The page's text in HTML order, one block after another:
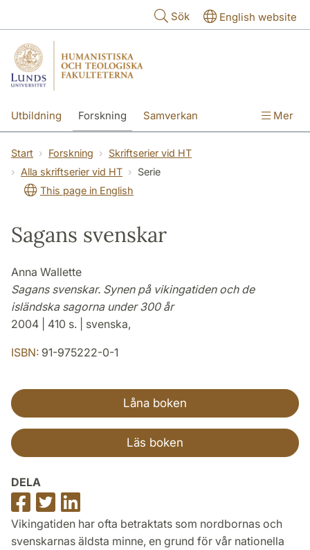
Sök English website
Utbildning Forskning Samverkan Mer
Start Forskning
Skriftserier vid HT
Alla skriftserier vid HT
Serie
This page in English
Sagans svenskar
Anna Wallette
Sagans svenskar. Synen på vikingatiden och de
isländska sagorna under 300 år
2004 | 410 s. | svenska,
ISBN: 91-975222-0-1
Låna boken
Läs boken
DELA
Dela
på
Facebook
Dela
på
Twitter
på
LinkedIn
Vikingatiden har ofta betraktats som nordbornas och
svenskarnas äldsta minne, en grund för vår nationella